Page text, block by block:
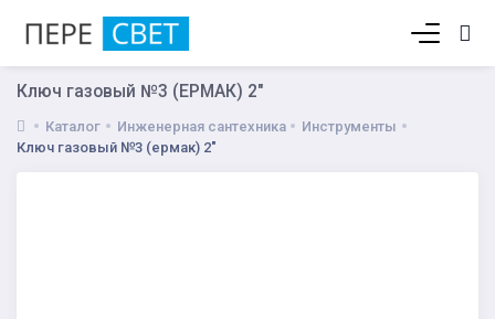
Ключ газовый №3 (ЕРМАК) 2"
Каталог Инженерная сантехника
Инструменты
Ключ газовый №3 (ермак) 2"